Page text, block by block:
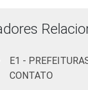
E1 -
CONTATO